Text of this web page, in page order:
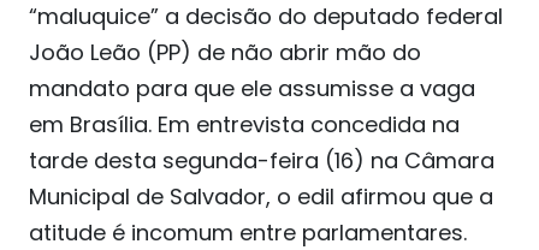
“maluquice” a decisão do deputado federal
João Leão (PP) de não abrir mão do
mandato para que ele assumisse a vaga
em Brasília. Em entrevista concedida na
tarde desta segunda-feira (16) na Câmara
Municipal de Salvador, o edil afirmou que a
atitude é incomum entre parlamentares.